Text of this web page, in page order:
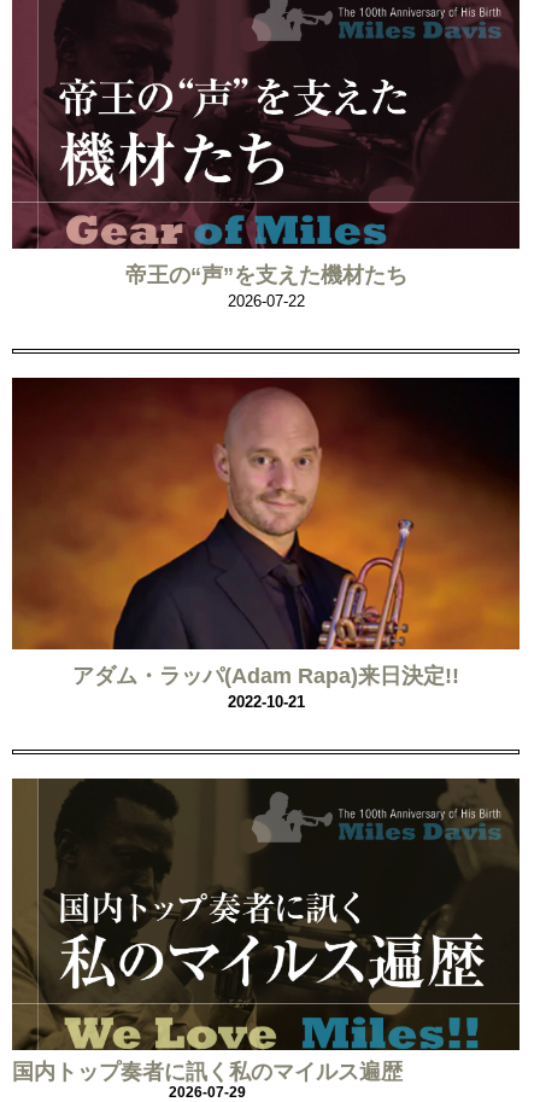
帝王の“声”を支えた機材たち
2026-07-22
アダム・ラッパ(Adam Rapa)来日決定!!
2022-10-21
国内トップ奏者に訊く私のマイルス遍歴
2026-07-29